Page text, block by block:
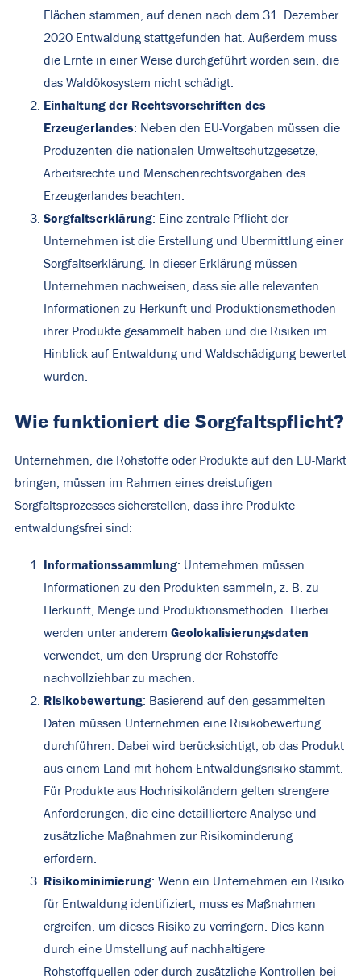
Flächen stammen, auf denen nach dem 31. Dezember
2020 Entwaldung stattgefunden hat. Außerdem muss
die Ernte in einer Weise durchgeführt worden sein, die
das Waldökosystem nicht schädigt.
Einhaltung der Rechtsvorschriften des
Erzeugerlandes: Neben den EU-Vorgaben müssen die
Produzenten die nationalen Umweltschutzgesetze,
Arbeitsrechte und Menschenrechtsvorgaben des
Erzeugerlandes beachten.
Sorgfaltserklärung: Eine zentrale Pflicht der
Unternehmen ist die Erstellung und Übermittlung einer
Sorgfaltserklärung. In dieser Erklärung müssen
Unternehmen nachweisen, dass sie alle relevanten
Informationen zu Herkunft und Produktionsmethoden
ihrer Produkte gesammelt haben und die Risiken im
Hinblick auf Entwaldung und Waldschädigung bewertet
wurden.
Wie funktioniert die Sorgfaltspflicht?
Unternehmen, die Rohstoffe oder Produkte auf den EU-Markt
bringen, müssen im Rahmen eines dreistufigen
Sorgfaltsprozesses sicherstellen, dass ihre Produkte
entwaldungsfrei sind:
Informationssammlung: Unternehmen müssen
Informationen zu den Produkten sammeln, z. B. zu
Herkunft, Menge und Produktionsmethoden. Hierbei
werden unter anderem Geolokalisierungsdaten
verwendet, um den Ursprung der Rohstoffe
nachvollziehbar zu machen.
Risikobewertung: Basierend auf den gesammelten
Daten müssen Unternehmen eine Risikobewertung
durchführen. Dabei wird berücksichtigt, ob das Produkt
aus einem Land mit hohem Entwaldungsrisiko stammt.
Für Produkte aus Hochrisikoländern gelten strengere
Anforderungen, die eine detailliertere Analyse und
zusätzliche Maßnahmen zur Risikominderung
erfordern.
Risikominimierung: Wenn ein Unternehmen ein Risiko
für Entwaldung identifiziert, muss es Maßnahmen
ergreifen, um dieses Risiko zu verringern. Dies kann
durch eine Umstellung auf nachhaltigere
Rohstoffquellen oder durch zusätzliche Kontrollen bei